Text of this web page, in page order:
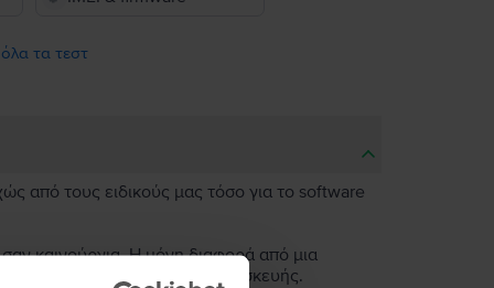
τα τεστ
από τους ειδικούς μας τόσο για το software
καινούργια. Η μόνη διαφορά από μια
λειτουργικότητα της συσκευής.